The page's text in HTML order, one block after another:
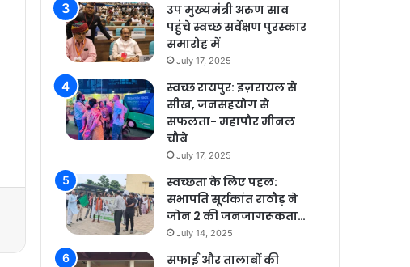
उप मुख्यमंत्री अरुण साव
पहुंचे स्वच्छ सर्वेक्षण पुरस्कार
समारोह में
July 17, 2025
स्वच्छ रायपुर: इज़रायल से
सीख, जनसहयोग से
सफलता- महापौर मीनल
चौबे
July 17, 2025
स्वच्छता के लिए पहल:
सभापति सूर्यकांत राठौड़ ने
जोन 2 की जनजागरूकता…
July 14, 2025
सफाई और तालाबों की